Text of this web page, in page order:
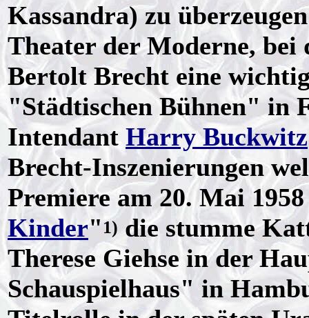
Kassandra) zu
Theater der Moderne, bei
Bertolt Brecht eine
"Städtischen Bühnen" in
Intendant Harry Buckwitz
Brecht-Inszenierungen
Premiere am 20. Mai
Kinder"1) die stumme
Therese Giehse in der
Schauspielhaus" in